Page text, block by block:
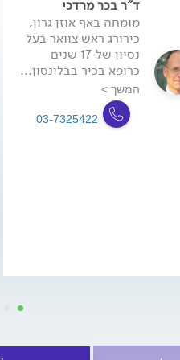
ד"ר בכר מרדכי
מומחה באף אוזן גרון,
כירורג ראש צוואר בעל
נסיון של 17 שנים
כרופא בכיר בבלינסון...
המשך >
03-7325422